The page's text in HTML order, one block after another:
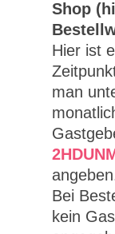
Shop
Hier ist
man
Bei
kein